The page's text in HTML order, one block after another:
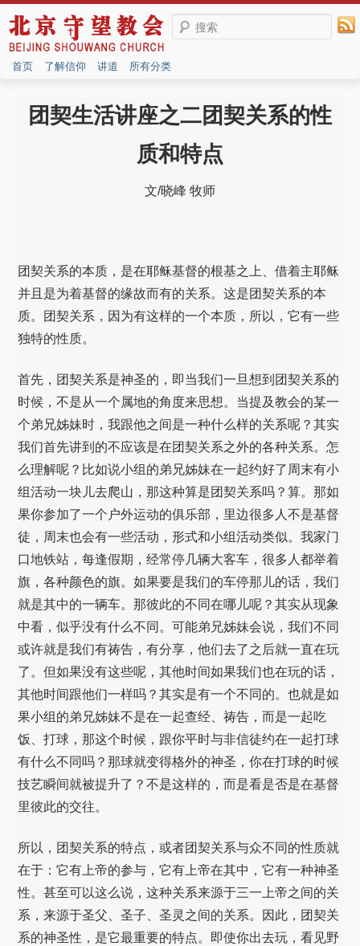
搜索
首页 了解信仰 讲道 所有分类
团契生活讲座之二团契关系的性
质和特点
文/晓峰 牧师
团契关系的本质，是在耶稣基督的根基之上、借着主耶稣
并且是为着基督的缘故而有的关系。这是团契关系的本
质。团契关系，因为有这样的一个本质，所以，它有一些
独特的性质。
首先，团契关系是神圣的，即当我们一旦想到团契关系的
时候，不是从一个属地的角度来思想。当提及教会的某一
个弟兄姊妹时，我跟他之间是一种什么样的关系呢？其实
我们首先讲到的不应该是在团契关系之外的各种关系。怎
么理解呢？比如说小组的弟兄姊妹在一起约好了周末有小
组活动一块儿去爬山，那这种算是团契关系吗？算。那如
果你参加了一个户外运动的俱乐部，里边很多人不是基督
徒，周末也会有一些活动，形式和小组活动类似。我家门
口地铁站，每逢假期，经常停几辆大客车，很多人都举着
旗，各种颜色的旗。如果要是我们的车停那儿的话，我们
就是其中的一辆车。那彼此的不同在哪儿呢？其实从现象
中看，似乎没有什么不同。可能弟兄姊妹会说，我们不同
或许就是我们有祷告，有分享，他们去了之后就一直在玩
了。但如果没有这些呢，其他时间如果我们也在玩的话，
其他时间跟他们一样吗？其实是有一个不同的。也就是如
果小组的弟兄姊妹不是在一起查经、祷告，而是一起吃
饭、打球，那这个时候，跟你平时与非信徒约在一起打球
有什么不同吗？那球就变得格外的神圣，你在打球的时候
技艺瞬间就被提升了？不是这样的，而是看是否是在基督
里彼此的交往。
所以，团契关系的特点，或者团契关系与众不同的性质就
在于：它有上帝的参与，它有上帝在其中，它有一种神圣
性。甚至可以这么说，这种关系来源于三一上帝之间的关
系，来源于圣父、圣子、圣灵之间的关系。因此，团契关
系的神圣性，是它最重要的特点。即使你出去玩，看见野